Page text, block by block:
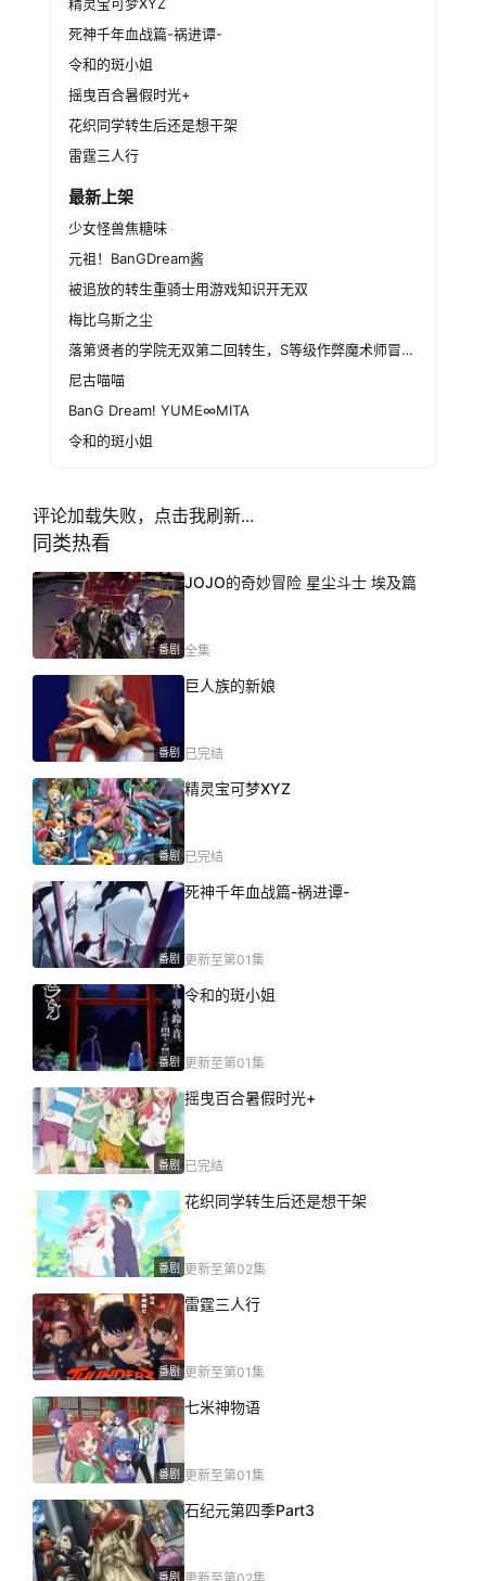
死神千年血战篇-祸进谭-
令和的斑小姐
摇曳百合暑假时光+
花织同学转生后还是想干架
雷霆三人行
最新上架
少女怪兽焦糖味
元祖！BanGDream酱
被追放的转生重骑士用游戏知识开无双
梅比乌斯之尘
落第贤者的学院无双第二回转生，S等级作弊魔术师冒险记
尼古喵喵
BanG Dream! YUME∞MITA
令和的斑小姐
评论加载失败，点击我刷新...
同类热看
番剧
JOJO的奇妙冒险 星尘斗士 埃及篇
全集
番剧
巨人族的新娘
已完结
番剧
精灵宝可梦XYZ
已完结
番剧
死神千年血战篇-祸进谭-
更新至第01集
番剧
令和的斑小姐
更新至第01集
番剧
摇曳百合暑假时光+
已完结
番剧
花织同学转生后还是想干架
更新至第02集
番剧
雷霆三人行
更新至第01集
番剧
七米神物语
更新至第01集
番剧
石纪元第四季Part3